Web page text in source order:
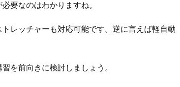
要なのはわかりますね。
レッチャーも対応可能です。逆に言えば軽自動
を前向きに検討しましょう。